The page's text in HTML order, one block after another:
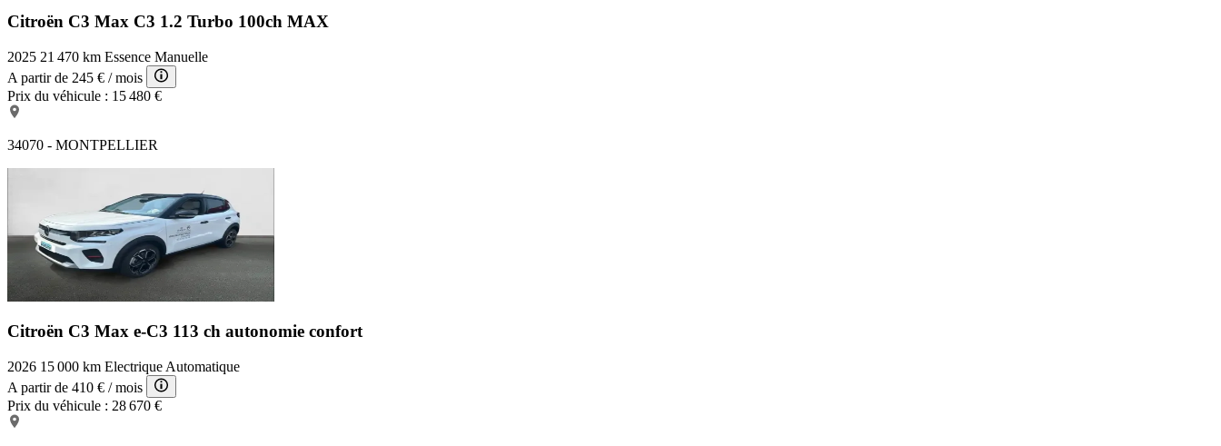
Citroën C3 Max C3 1.2 Turbo 100ch MAX
2025 21 470 km Essence Manuelle
A partir de 245 € / mois
Prix du véhicule : 15 480 €
34070 - MONTPELLIER
Citroën C3 Max e-C3 113 ch autonomie confort
2026 15 000 km Electrique Automatique
A partir de 410 € / mois
Prix du véhicule : 28 670 €